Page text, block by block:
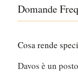
Domande
Cosa rende
Davos è un